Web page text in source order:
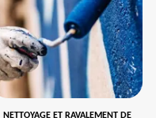
NETTOYAGE ET RAVALEMENT DE